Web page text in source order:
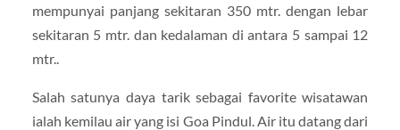
mempunyai panjang sekitaran 350 mtr. dengan lebar
sekitaran 5 mtr. dan kedalaman di antara 5 sampai 12
mtr..
Salah satunya daya tarik sebagai favorite wisatawan
ialah kemilau air yang isi Goa Pindul. Air itu datang dari